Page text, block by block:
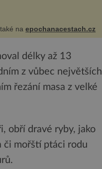
naepochanacestach.cz
délky až 13
z vůbec největších
řezání masa z velké
obří dravé ryby, jako
či mořští ptáci rodu